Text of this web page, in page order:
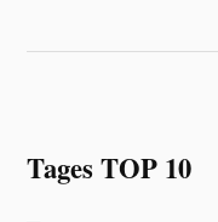
Tages TOP 10